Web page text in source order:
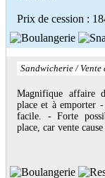
Prix de cession :
Sandwicherie / Vente
Magnifique affaire
place et à emporter -
facile. - Forte
place, car vente